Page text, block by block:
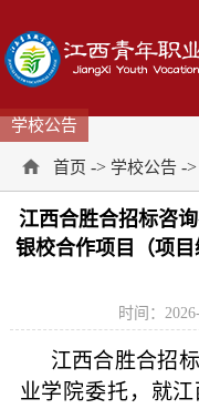
学校公告
首页 -> 学校公告 -
江西合胜合招标咨
银校合作项目（项
时间：
江西合胜合招
业学院委托，就